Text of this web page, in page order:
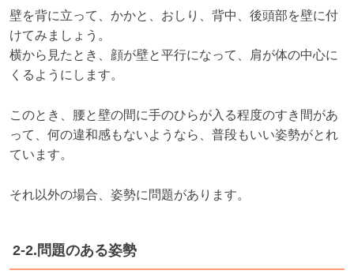
壁を背に立って、かかと、おしり、背中、後頭部を壁に付
けてみましょう。
横から見たとき、顔が壁と平行になって、肩が体の中心に
くるようにします。
このとき、腰と壁の間に手のひらが入る程度のすき間があ
って、何の違和感もないようなら、普段もいい姿勢がとれ
ています。
それ以外の場合、姿勢に問題があります。
2-2.問題のある姿勢